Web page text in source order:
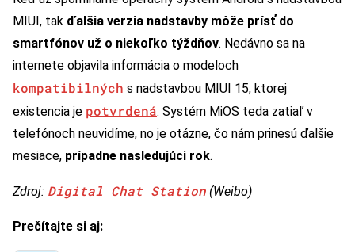
MIUI, tak ďalšia verzia nadstavby môže prísť do
smartfónov už o niekoľko týždňov. Nedávno sa na
internete objavila informácia o modeloch
kompatibilných s nadstavbou MIUI 15, ktorej
existencia je potvrdená. Systém MiOS teda zatiaľ v
telefónoch neuvidíme, no je otázne, čo nám prinesú ďalšie
mesiace, prípadne nasledujúci rok.
Zdroj: Digital Chat Station (Weibo)
Prečítajte si aj: